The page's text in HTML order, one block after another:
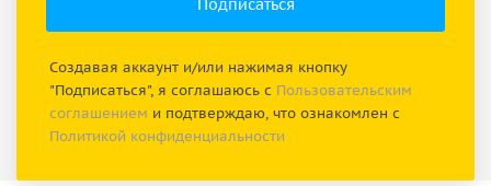
Создавая аккаунт и/или нажимая кнопку
"Подписаться", я соглашаюсь с Пользовательским
соглашением и подтверждаю, что ознакомлен с
Политикой конфиденциальности